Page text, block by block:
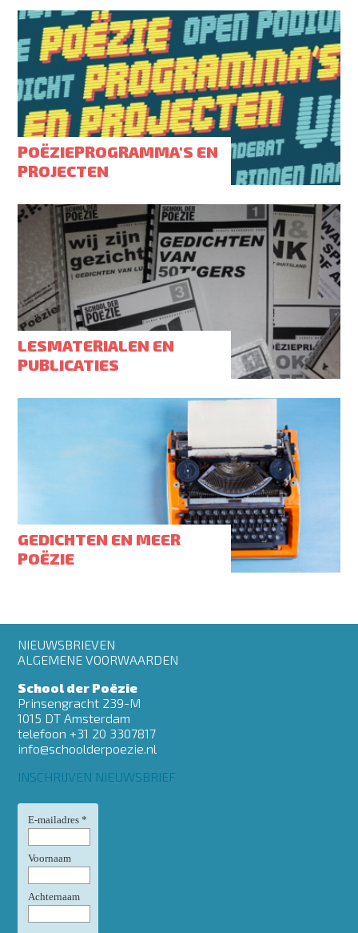
POËZIEPROGRAMMA'S EN
PROJECTEN
LESMATERIALEN EN
PUBLICATIES
GEDICHTEN EN MEER
POËZIE
Footer
menu
NIEUWSBRIEVEN
ALGEMENE VOORWAARDEN
School der Poëzie
Prinsengracht 239-M
1015 DT Amsterdam
telefoon +31 20 3307817
info@schoolderpoezie.nl
INSCHRIJVEN NIEUWSBRIEF